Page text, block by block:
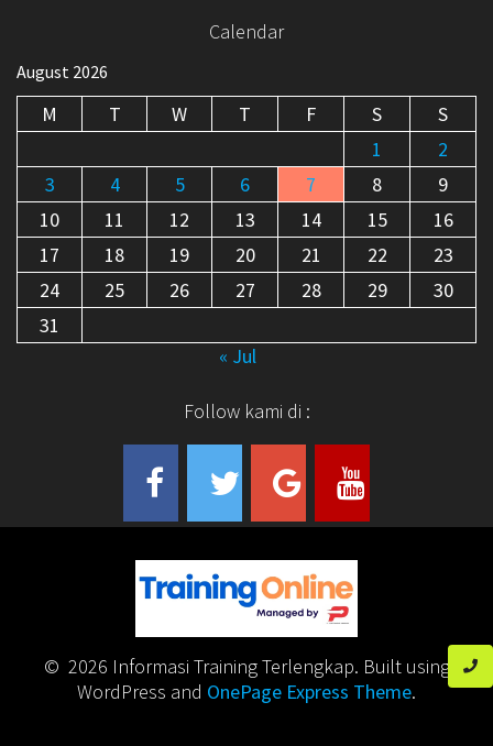
Calendar
August 2026
M T W T F S
S
1
2
3
4 5 6 7 8
9
10
11 12 13 14 15
16
17
18 19 20 21 22
23
24
25 26 27 28 29
30
31
« Jul
Follow kami di :
© 2026 Informasi Training Terlengkap. Built using
WordPress and OnePage Express Theme.